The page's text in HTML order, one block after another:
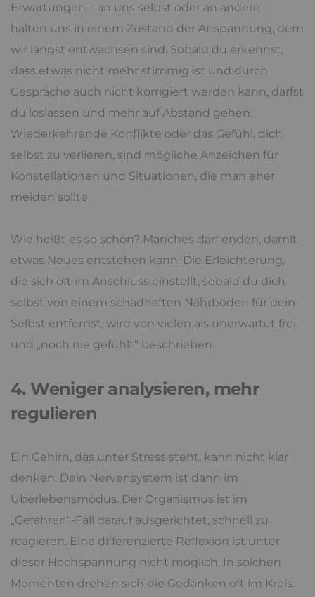
Erwartungen – an uns selbst oder an andere –
halten uns in einem Zustand der Anspannung, dem
wir längst entwachsen sind. Sobald du erkennst,
dass etwas nicht mehr stimmig ist und durch
Gespräche auch nicht korrigiert werden kann, darfst
du loslassen und mehr auf Abstand gehen.
Wiederkehrende Konflikte oder das Gefühl, dich
selbst zu verlieren, sind mögliche Anzeichen für
Konstellationen und Situationen, die man eher
meiden sollte.
Wie heißt es so schön? Manches darf enden, damit
etwas Neues entstehen kann. Die Erleichterung,
die sich oft im Anschluss einstellt, sobald du dich
selbst von einem schadhaften Nährboden für dein
Selbst entfernst, wird von vielen als unerwartet frei
und „noch nie gefühlt“ beschrieben.
4. Weniger analysieren, mehr
regulieren
Ein Gehirn, das unter Stress steht, kann nicht klar
denken. Dein Nervensystem ist dann im
Überlebensmodus. Der Organismus ist im
„Gefahren“-Fall darauf ausgerichtet, schnell zu
reagieren. Eine differenzierte Reflexion ist unter
dieser Hochspannung nicht möglich. In solchen
Momenten drehen sich die Gedanken oft im Kreis.